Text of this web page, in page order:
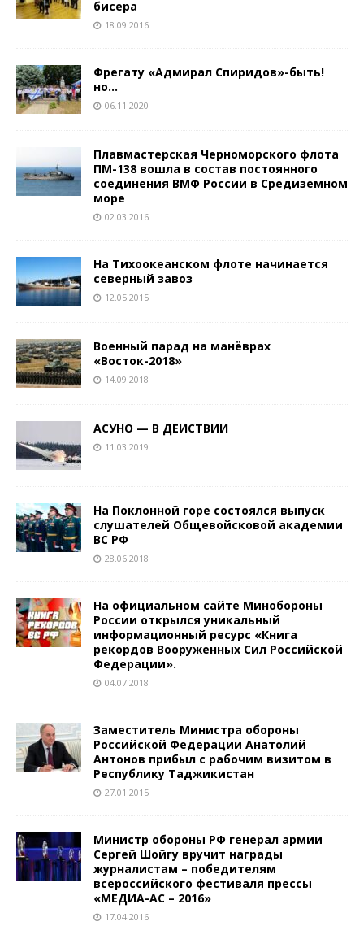
бисера
18.09.2016
Фрегату «Адмирал Спиридов»-быть!
но…
06.11.2020
Плавмастерская Черноморского флота
ПМ-138 вошла в состав постоянного
соединения ВМФ России в Средиземном
море
02.03.2016
На Тихоокеанском флоте начинается
северный завоз
12.05.2015
Военный парад на манёврах
«Восток-2018»
14.09.2018
АСУНО — В ДЕИСТВИИ
11.03.2019
На Поклонной горе состоялся выпуск
слушателей Общевойсковой академии
ВС РФ
28.06.2018
На официальном сайте Минобороны
России открылся уникальный
информационный ресурс «Книга
рекордов Вооруженных Сил Российской
Федерации».
04.07.2018
Заместитель Министра обороны
Российской Федерации Анатолий
Антонов прибыл с рабочим визитом в
Республику Таджикистан
27.01.2015
Министр обороны РФ генерал армии
Сергей Шойгу вручит награды
журналистам – победителям
всероссийского фестиваля прессы
«МЕДИА-АС – 2016»
17.04.2016